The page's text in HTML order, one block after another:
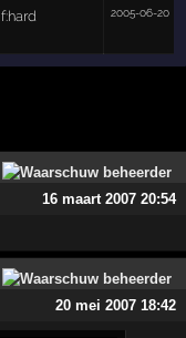
f:hard 2005-06-20
16 maart 2007 20:54
20 mei 2007 18:42